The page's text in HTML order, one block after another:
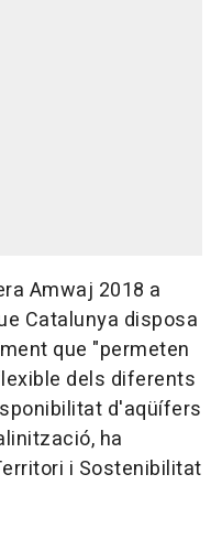
Amwaj 2018 a
Catalunya disposa
que "permeten
dels diferents
d'aqüífers
ha
i Sostenibilitat